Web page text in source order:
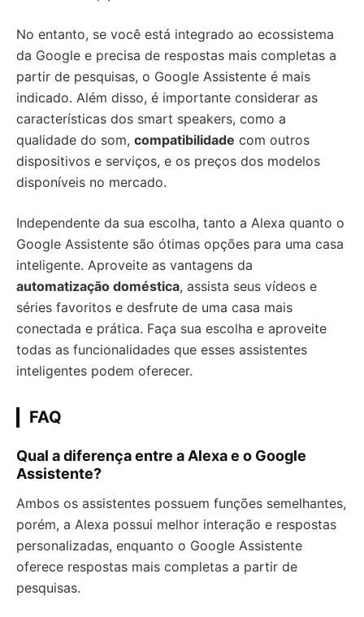
No entanto, se você está integrado ao ecossistema
da Google e precisa de respostas mais completas a
partir de pesquisas, o Google Assistente é mais
indicado. Além disso, é importante considerar as
características dos smart speakers, como a
qualidade do som, compatibilidade com outros
dispositivos e serviços, e os preços dos modelos
disponíveis no mercado.
Independente da sua escolha, tanto a Alexa quanto o
Google Assistente são ótimas opções para uma casa
inteligente. Aproveite as vantagens da
automatização doméstica, assista seus vídeos e
séries favoritos e desfrute de uma casa mais
conectada e prática. Faça sua escolha e aproveite
todas as funcionalidades que esses assistentes
inteligentes podem oferecer.
FAQ
Qual a diferença entre a Alexa e o Google
Assistente?
Ambos os assistentes possuem funções semelhantes,
porém, a Alexa possui melhor interação e respostas
personalizadas, enquanto o Google Assistente
oferece respostas mais completas a partir de
pesquisas.